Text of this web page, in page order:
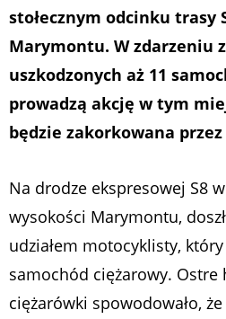
stołecznym odcinku trasy
Marymontu. W zdarzeniu
uszkodzonych aż 11
prowadzą akcję w tym
będzie zakorkowana
Na drodze ekspresowej S8
wysokości Marymontu,
udziałem motocyklisty,
samochód ciężarowy.
ciężarówki spowodowało,